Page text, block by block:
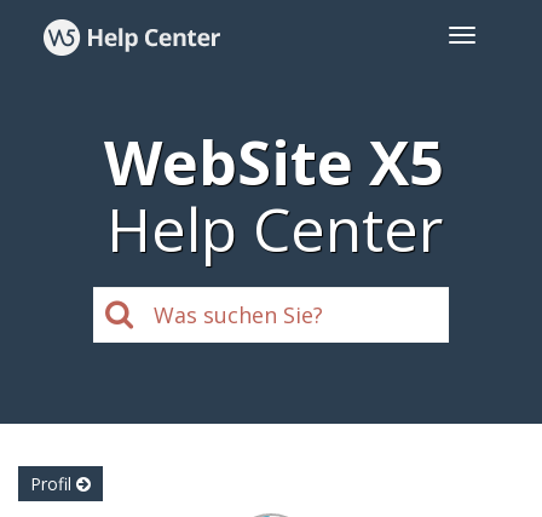
WebSite X5
Help Center
Profil